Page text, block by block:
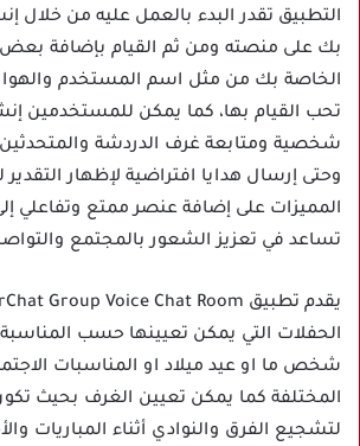
التطبيق تقدر البدء بالعمل عليه من
بك على منصته ومن ثم القيام بإضافة
الخاصة بك من مثل اسم المستخدم
تحب القيام بها، كما يمكن للمستخدمين
شخصية ومتابعة غرف الدردشة
وحتى إرسال هدايا افتراضية لإظهار
المميزات على إضافة عنصر ممتع وتفاعلي
تساعد في تعزيز الشعور بالمجتمع
الحفلات التي يمكن تعيينها حسب المناسبة
شخص ما او عيد ميلاد او المناسبات
المختلفة كما يمكن تعيين الغرف بحيث
لتشجيع الفرق والنوادي أثناء المباريات